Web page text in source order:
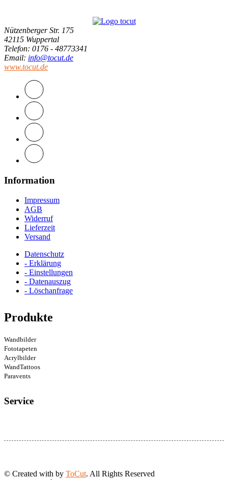
Nützenberger Str. 175
42115 Wuppertal
Telefon: 0176 - 48773341
Email: info@tocut.de
www.tocut.de
Information
Impressum
AGB
Widerruf
Lieferzeit
Versand
Datenschutz
- Erklärung
- Einstellungen
- Datenauszug
- Löschanfrage
Produkte
Wandbilder
Fototapeten
Acrylbilder
WandTattoos
Paravents
Service
© Created with by ToCut. All Rights Reserved